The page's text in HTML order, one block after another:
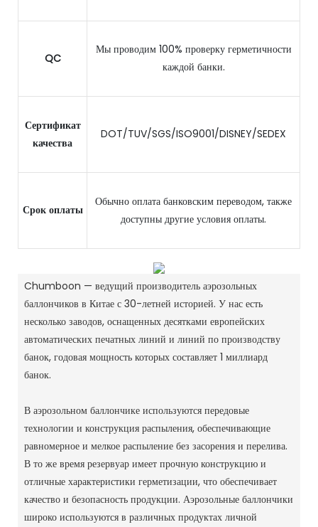
QC
Мы проводим 100% проверку герметичности
каждой банки.
Сертификат
качества
DOT/TUV/SGS/ISO9001/DISNEY/SEDEX
Срок оплаты
Обычно оплата банковским переводом, также
доступны другие условия оплаты.
Chumboon — ведущий производитель аэрозольных
баллончиков в Китае с 30-летней историей. У нас есть
несколько заводов, оснащенных десятками европейских
автоматических печатных линий и линий по производству
банок, годовая мощность которых составляет 1 миллиард
банок.
В аэрозольном баллончике используются передовые
технологии и конструкция распыления, обеспечивающие
равномерное и мелкое распыление без засорения и перелива.
В то же время резервуар имеет прочную конструкцию и
отличные характеристики герметизации, что обеспечивает
качество и безопасность продукции. Аэрозольные баллончики
широко используются в различных продуктах личной